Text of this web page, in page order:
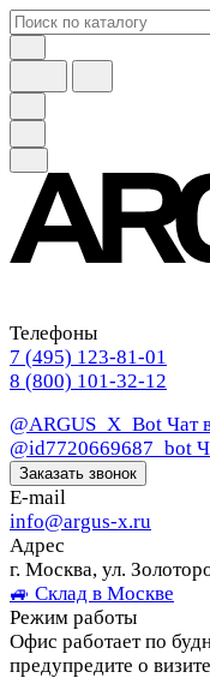
Телефоны
7 (495) 123-81-01
8 (800) 101-32-12
@ARGUS_X_Bot Чат
@id7720669687_bot
Заказать звонок
E-mail
info@argus-x.ru
Адрес
г. Москва, ул.
🚙 Склад в Москве
Режим работы
Офис работает по
предупредите о